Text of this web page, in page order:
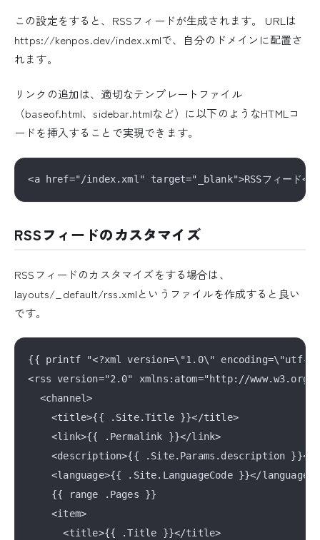
この設定をすると、RSSフィードが生成されます。 URLは
https://kenpos.dev/index.xmlで、自分のドメインに配置さ
れます。
リンクの追加は、適切なテンプレートファイル
（baseof.html、sidebar.htmlなど）に以下のようなHTMLコ
ードを挿入することで実現できます。
RSSフィードのカスタマイズ
RSSフィードのカスタマイズをする場合は、
layouts/_default/rss.xmlというファイルを作成すると良い
です。
{{ printf "<?xml version=\"1.0\" encoding=\"utf-
<rss version="2.0" xmlns:atom="http://www.w3.org/
  <channel>
    <title>{{ .Site.Title }}</title>
    <link>{{ .Permalink }}</link>
<description>{{ .Site.Params.description }}</
    <language>{{ .Site.LanguageCode }}</language>
    {{ range .Pages }}
    <item>
      <title>{{ .Title }}</title>